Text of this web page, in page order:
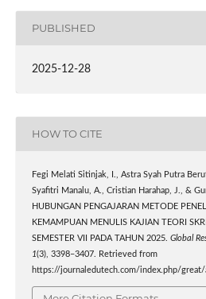
PUBLISHED
2025-12-28
HOW TO CITE
Fegi Melati Sitinjak, I., Astra Syah Putra
Syafitri Manalu, A., Cristian Harahap, J., &
HUBUNGAN PENGAJARAN METODE
KEMAMPUAN MENULIS KAJIAN TEORI
SEMESTER VII PADA TAHUN 2025. Global
1(3), 3398–3407. Retrieved from
https://journaledutech.com/index.php/